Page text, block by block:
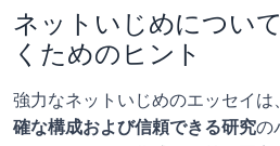
ネットいじめについ
くためのヒント
強力なネットいじめのエッセイは、
確な構成および信頼できる研究の